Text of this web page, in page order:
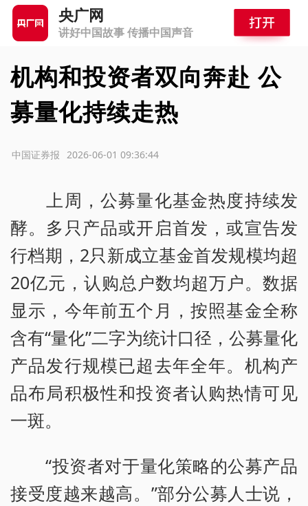
央广网
讲好中国故事 传播中国声音
机构和投资者双向奔赴 公
募量化持续走热
2026-06-01 09:36:44
中国证券报
上周，公募量化基金热度持续发
酵。多只产品或开启首发，或宣告发
行档期，2只新成立基金首发规模均超
20亿元，认购总户数均超万户。数据
显示，今年前五个月，按照基金全称
含有“量化”二字为统计口径，公募量化
产品发行规模已超去年全年。机构产
品布局积极性和投资者认购热情可见
一斑。
“投资者对于量化策略的公募产品
接受度越来越高。”部分公募人士说，